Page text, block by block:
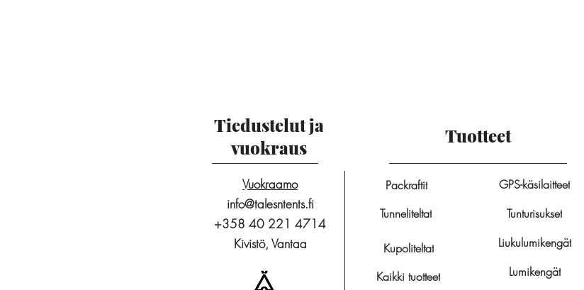
Tiedustelut ja
vuokraus
Vuokraamo
info@talesntents.fi
+358 40 221 4714
Kivistö, Vantaa
Tuotteet
Packraftit
Tunneliteltat
Kupoliteltat
Kaikki tuotteet
GPS-käsilaitteet
Tunturisukset
Liukulumikengät
Lumikengät